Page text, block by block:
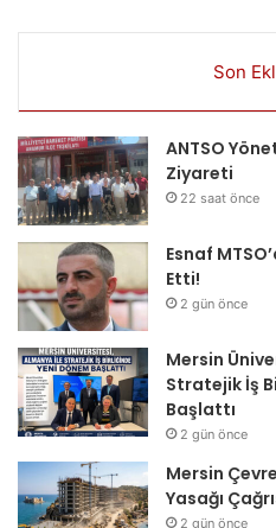
Son
ANTSO
Ziyareti
22 saat önce
Esnaf
Etti!
2 gün önce
Mersin
Stratejik İş
Başlattı
2 gün önce
Mersin
Yasağı
2 gün önce